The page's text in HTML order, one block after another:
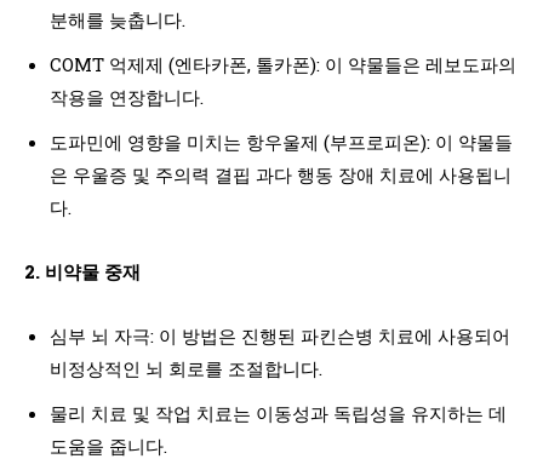
분해를 늦춥니다.
COMT 억제제 (엔타카폰, 톨카폰): 이 약물들은 레보도파의
작용을 연장합니다.
도파민에 영향을 미치는 항우울제 (부프로피온): 이 약물들
은 우울증 및 주의력 결핍 과다 행동 장애 치료에 사용됩니
다.
2. 비약물 중재
심부 뇌 자극: 이 방법은 진행된 파킨슨병 치료에 사용되어
비정상적인 뇌 회로를 조절합니다.
물리 치료 및 작업 치료는 이동성과 독립성을 유지하는 데
도움을 줍니다.